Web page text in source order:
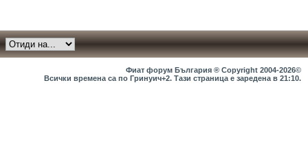
Фиат форум България ® Copyright 2004-2026©
Всички времена са по Гринуич+2. Тази страница е заредена в 21:10.